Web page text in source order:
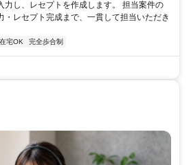
力し、レセプトを作成します。 担当案件の
・レセプト完成まで、一貫して担当いただき
在宅OK 完全歩合制